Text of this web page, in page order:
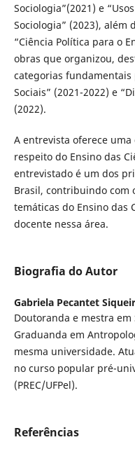
Sociologia”(2021) e
Sociologia” (2023),
“Ciência Política para o
obras que organizou,
categorias fundamentais
Sociais” (2021-2022) e
(2022).
A entrevista oferece
respeito do Ensino das
entrevistado é um dos
Brasil, contribuindo com
temáticas do Ensino das
docente nessa área.
Biografia do Autor
Gabriela Pecantet
Doutoranda e mestra em
Graduanda em
mesma universidade.
no curso popular pré-
(PREC/UFPel).
Referências